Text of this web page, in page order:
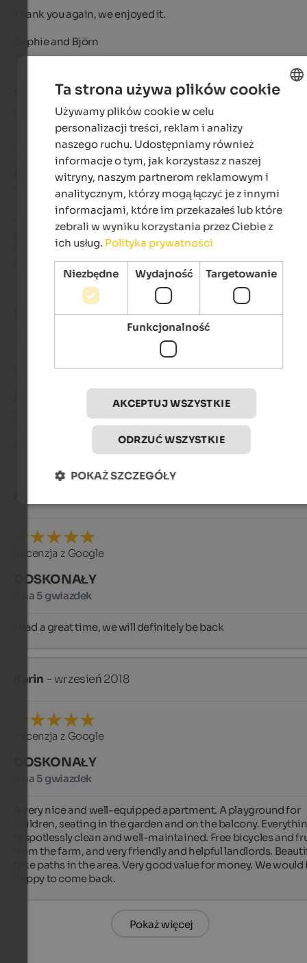
Thank you again, we enjoyed it.
Sophie and Björn
- czerwiec 2019
podróżował jako rodzina ze starszymi dziećmi
DOSKONAŁY
4,8 na 5 gwiazdek
Wir waren rundum sehr zufrieden. Die Wohnung ist sehr
geräumig, schön und sehr sauber. Die Vermieter sind sehr
herzlich! Wir hatten eine super schöne Woche und kommen
ganz sicher wieder! Familie Dinger
- kwiecień 2019
Recenzja z Google
5 na 5 gwiazdek
Recenzja z Google
DOSKONAŁY
5 na 5 gwiazdek
I had a great time, we will definitely be back
Karin - wrzesień 2018
Recenzja z Google
DOSKONAŁY
5 na 5 gwiazdek
A very nice and well-equipped apartment. A playground for
children, seating in the garden and on the balcony.
is spotlessly clean and well-maintained. Free bicycles and
from the farm, and very friendly and helpful landlords.
bike paths in the area. Very good value for money. We would
happy to come back.
Pokaż więcej
Ta strona używa plików cookie
Używamy plików cookie w celu
personalizacji treści, reklam i analizy
naszego ruchu. Udostępniamy również
informacje o tym, jak korzystasz z naszej
witryny, naszym partnerom reklamowym i
analitycznym, którzy mogą łączyć je z innymi
informacjami, które im przekazałeś lub które
zebrali w wyniku korzystania przez Ciebie z
ich usług. Polityka prywatności
Niezbędne Wydajność Targetowanie
Funkcjonalność
AKCEPTUJ WSZYSTKIE
ODRZUĆ WSZYSTKIE
POKAŻ SZCZEGÓŁY